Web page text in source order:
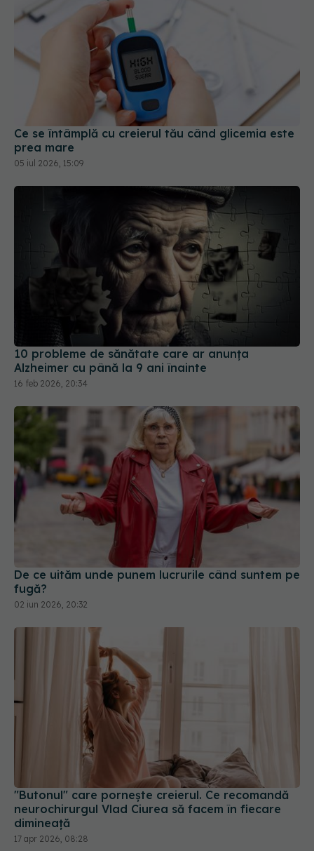
Ce se întâmplă cu creierul tău când glicemia este
prea mare
05 iul 2026, 15:09
10 probleme de sănătate care ar anunța
Alzheimer cu până la 9 ani înainte
16 feb 2026, 20:34
De ce uităm unde punem lucrurile când suntem pe
fugă?
02 iun 2026, 20:32
"Butonul" care pornește creierul. Ce recomandă
neurochirurgul Vlad Ciurea să facem în fiecare
dimineață
17 apr 2026, 08:28